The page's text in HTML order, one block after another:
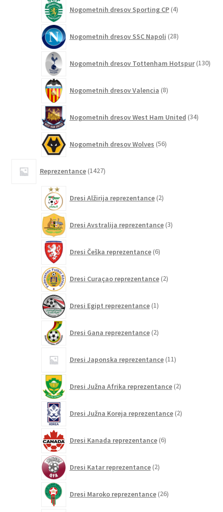
Nogometnih dresov Sporting CP 4izdelki
Nogometnih dresov SSC Napoli 28izdelkov
Nogometnih dresov Tottenham Hotspur 130
Nogometnih dresov Valencia 8izdelkov
Nogometnih dresov West Ham United 34izdelkov
Nogometnih dresov Wolves 56izdelkov
Reprezentance 1427izdelkov
Dresi Alžirija reprezentance 2izdelka
Dresi Avstralija reprezentance 3izdelki
Dresi Češka reprezentance 6izdelkov
Dresi Curaçao reprezentance 2izdelka
Dresi Egipt reprezentance 1izdelek
Dresi Gana reprezentance 2izdelka
Dresi Japonska reprezentance 11izdelkov
Dresi Južna Afrika reprezentance 2izdelka
Dresi Južna Koreja reprezentance 2izdelka
Dresi Kanada reprezentance 6izdelkov
Dresi Katar reprezentance 2izdelka
Dresi Maroko reprezentance 26izdelkov